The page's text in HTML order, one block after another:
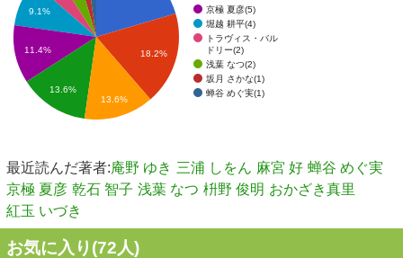
京極 夏彦(5)
堀越 耕平(4)
トラヴィス・バル
ドリー(2)
浅葉 なつ(2)
坂月 さかな(1)
蝉谷 めぐ実(1)
18.2%
9.1%
11.4%
13.6%
13.6%
最近読んだ著者:庵野 ゆき 三浦 しをん 麻宮 好 蝉谷 めぐ実
京極 夏彦 乾石 智子 浅葉 なつ 枡野 俊明 おかざき真里
紅玉 いづき
お気に入り(72人)